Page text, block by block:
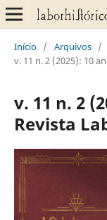
Início / Arquivos /
v. 11 n. 2 (2025): 10
v. 11 n. 2
Revista